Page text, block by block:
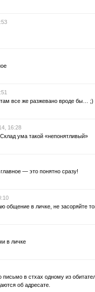
все же разжевано вроде бы… ;)
16:28
ума такой «непонятливый»
— это понятно сразу!
общение в личке, не засоряйте
в личке
письмо в стхах одному из
об адресате.